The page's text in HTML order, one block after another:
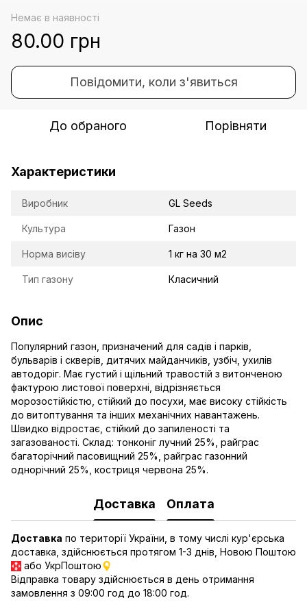
Немає в наявності
80.00 грн
Повідомити, коли з'явиться
До обраного Порівняти
Характеристики
Виробник GL Seeds
Культура Газон
Норма висіву 1 кг на 30 м2
Тип газону Класичний
Опис
Популярний газон, призначений для садів і парків,
бульварів і скверів, дитячих майданчиків, узбіч, ухилів
автодоріг. Має густий і щільний травостій з витонченою
фактурою листової поверхні, відрізняється
морозостійкістю, стійкий до посухи, має високу стійкість
до витоптування та інших механічних навантажень.
Швидко відростає, стійкий до запиленості та
загазованості. Склад: тонконіг лучний 25%, райграс
багаторічний пасовищний 25%, райграс газонний
однорічний 25%, костриця червона 25%.
Доставка Оплата
Доставка по території України, в тому числі кур'єрська
доставка, здійснюється протягом 1-3 днів, Новою Поштою
або УкрПоштою
Відправка товару здійснюється в день отримання
замовлення з 09:00 год до 18:00 год.